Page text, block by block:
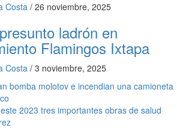
Costa / 26 noviembre, 2025
ladrón en
Flamingos Ixtapa
Costa / 3 noviembre, 2025
bomba molotov e incendian una camioneta
2023 tres importantes obras de salud